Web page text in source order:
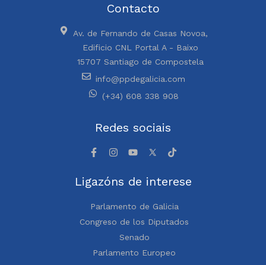
Contacto
Av. de Fernando de Casas Novoa,
Edificio CNL Portal A - Baixo
15707 Santiago de Compostela
info@ppdegalicia.com
(+34) 608 338 908
Redes sociais
Ligazóns de interese
Parlamento de Galicia
Congreso de los Diputados
Senado
Parlamento Europeo